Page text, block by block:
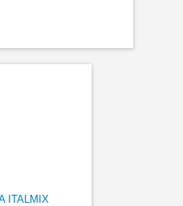
ITALMIX